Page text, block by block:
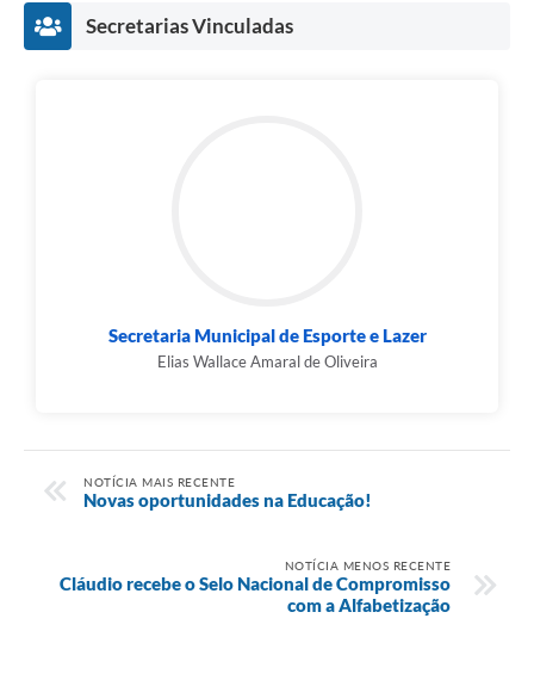
Secretarias Vinculadas
Secretaria Municipal de Esporte e Lazer
Elias Wallace Amaral de Oliveira
NOTÍCIA MAIS RECENTE
Novas oportunidades na Educação!
NOTÍCIA MENOS RECENTE
Cláudio recebe o Selo Nacional de Compromisso
com a Alfabetização